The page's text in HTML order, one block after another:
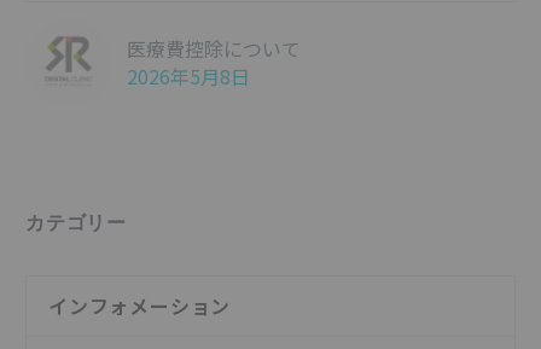
医療費控除について
2026年5月8日
カテゴリー
インフォメーション